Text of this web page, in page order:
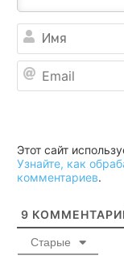
Этот сайт
Узнайте, как
комментариев.
9
Старые